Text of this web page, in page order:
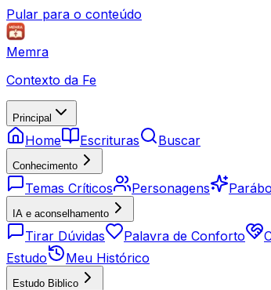
Pular para o conteúdo
Memra
Contexto da Fe
Principal
Home Escrituras Buscar
Conhecimento
Temas Críticos Personagens
IA e aconselhamento
Tirar Dúvidas Palavra de Conforto
Estudo
Meu Histórico
Estudo Biblico